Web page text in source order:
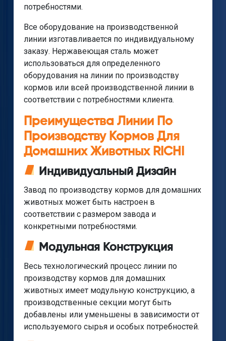
потребностями.
Все оборудование на производственной
линии изготавливается по индивидуальному
заказу. Нержавеющая сталь может
использоваться для определенного
оборудования на линии по производству
кормов или всей производственной линии в
соответствии с потребностями клиента.
Преимущества Линии По
Производству Кормов Для
Домашних Животных RICHI
Индивидуальный Дизайн
Завод по производству кормов для домашних
животных может быть настроен в
соответствии с размером завода и
конкретными потребностями.
Модульная Конструкция
Весь технологический процесс линии по
производству кормов для домашних
животных имеет модульную конструкцию, а
производственные секции могут быть
добавлены или уменьшены в зависимости от
используемого сырья и особых потребностей.